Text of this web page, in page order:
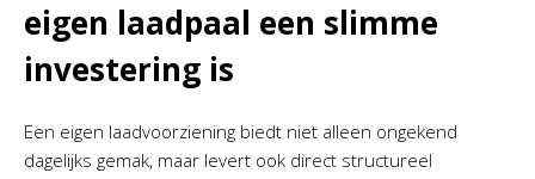
eigen laadpaal een slimme
investering is
Een eigen laadvoorziening biedt niet alleen ongekend
dagelijks gemak, maar levert ook direct structureel